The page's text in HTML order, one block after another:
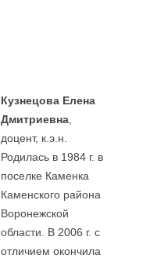
Кузнецова Елена
Дмитриевна
доцент, к.э.н.
Родилась в 1984 г. в
поселке Каменка
Каменского района
Воронежской
области. В 2006 г. с
отличием окончила